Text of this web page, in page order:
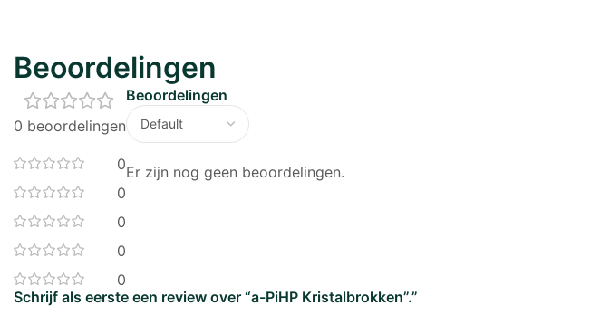
Beoordelingen
0 beoordelingen
0
0
0
0
0
Beoordelingen
Er zijn nog geen beoordelingen.
Schrijf als eerste een review over “a-PiHP Kristalbrokken”.”